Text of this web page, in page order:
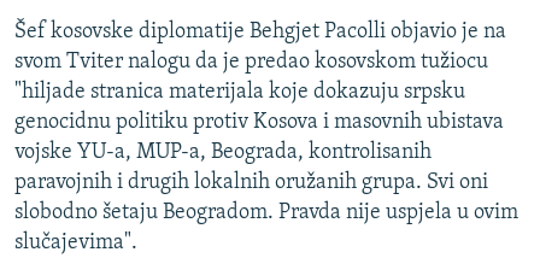
POPLAVE I KLIZIŠTA U BIH 2024.
TV LIBERTY
POST SCRIPTUM
MOJA EVROPA
TRI DECENIJE OD RATA U BIH
SVE KARTE DEJTONA
Sve RFE/RL stranice
Šef kosovske diplomatije Behgjet Pacolli objavio je na
svom Tviter nalogu da je predao kosovskom tužiocu
"hiljade stranica materijala koje dokazuju srpsku
genocidnu politiku protiv Kosova i masovnih ubistava
vojske YU-a, MUP-a, Beograda, kontrolisanih
paravojnih i drugih lokalnih oružanih grupa. Svi oni
slobodno šetaju Beogradom. Pravda nije uspjela u ovim
slučajevima".